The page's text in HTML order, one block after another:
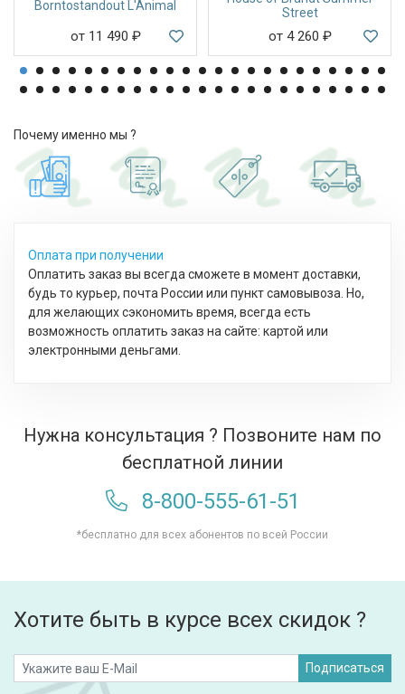
Borntostandout L'Animal
от 11 490 ₽
Street
от 4 260 ₽
Почему именно мы ?
Оплата при получении
Оплатить заказ вы всегда сможете в момент доставки,
будь то курьер, почта России или пункт самовывоза. Но,
для желающих сэкономить время, всегда есть
возможность оплатить заказ на сайте: картой или
электронными деньгами.
Нужна консультация ? Позвоните нам по
бесплатной линии
8-800-555-61-51
*бесплатно для всех абонентов по всей России
Хотите быть в курсе всех скидок ?
Подписаться